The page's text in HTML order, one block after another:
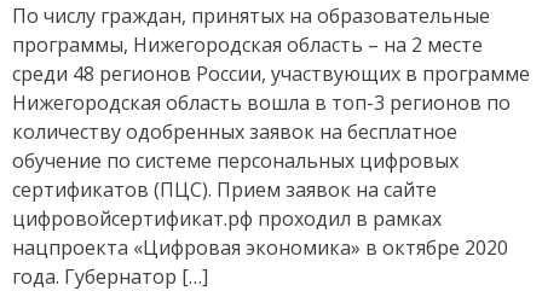
По числу граждан, принятых на образовательные
программы, Нижегородская область – на 2 месте
среди 48 регионов России, участвующих в программе
Нижегородская область вошла в топ-3 регионов по
количеству одобренных заявок на бесплатное
обучение по системе персональных цифровых
сертификатов (ПЦС). Прием заявок на сайте
цифровойсертификат.рф проходил в рамках
нацпроекта «Цифровая экономика» в октябре 2020
года. Губернатор […]